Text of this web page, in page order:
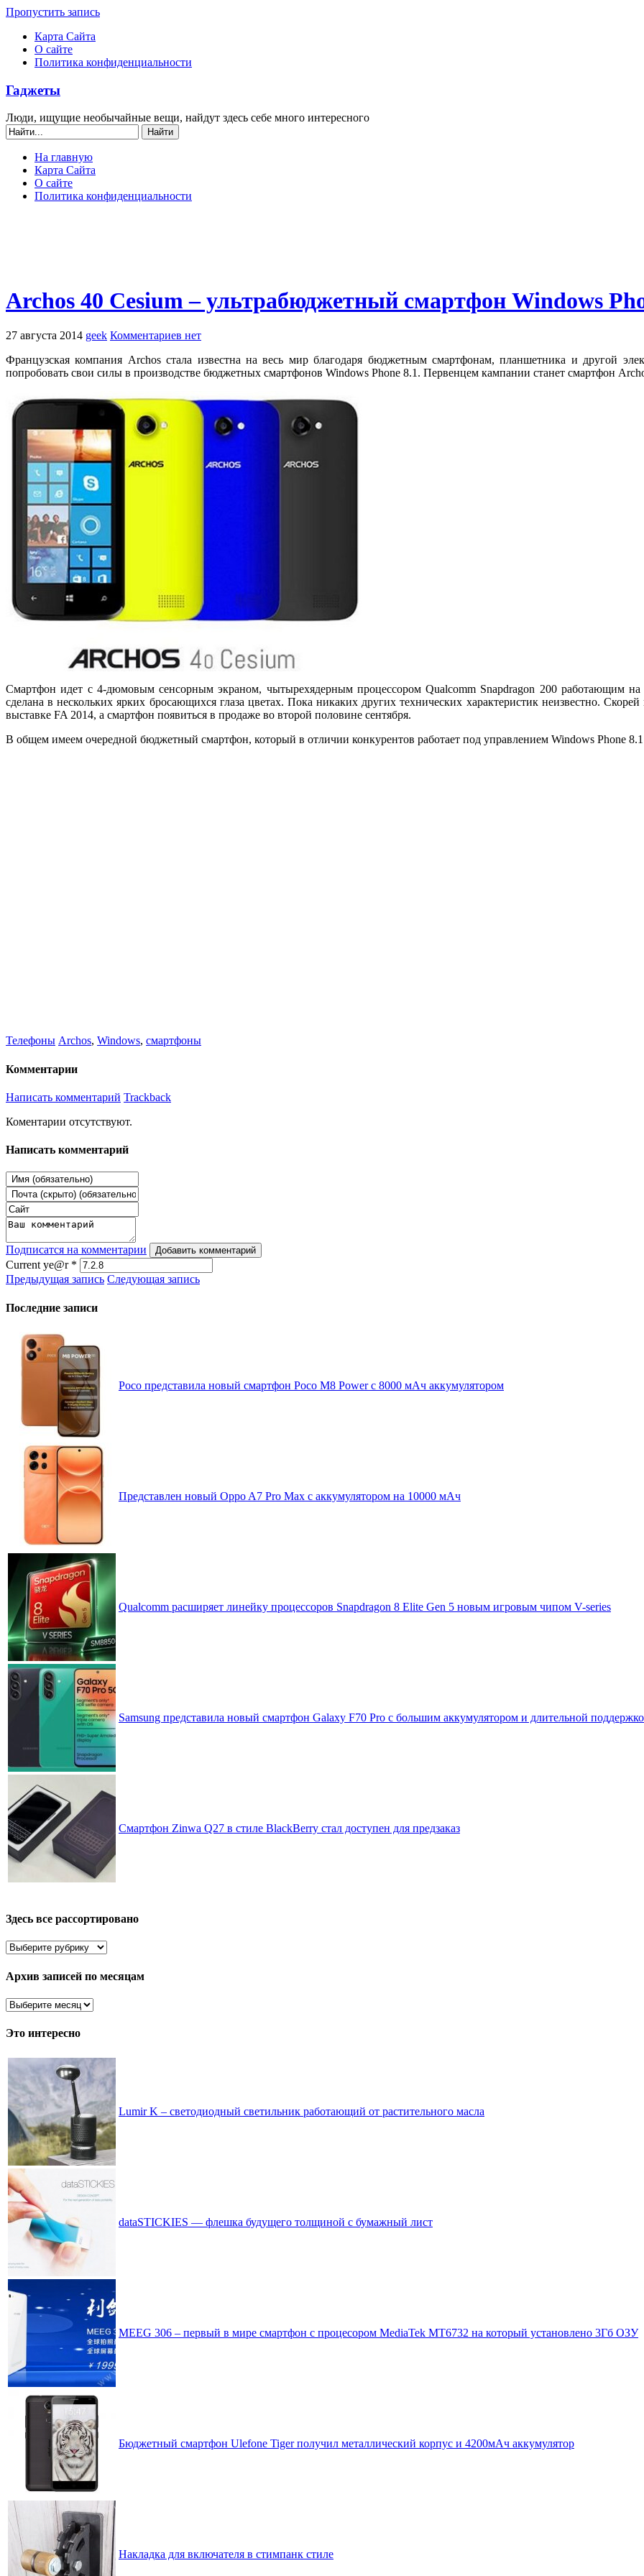
Пропустить запись
Карта Сайта
О сайте
Политика конфиденциальности
Гаджеты
Люди, ищущие необычайные вещи, найдут здесь себе много интересного
На главную
Карта Сайта
О сайте
Политика конфиденциальности
Archos 40 Cesium – ультрабюджетный смартфон Windows
27 августа 2014 geek Комментариев нет
Французская компания Archos стала известна на весь мир благодаря бюджетным смартфонам, планшетника и другой
попробовать свои силы в производстве бюджетных смартфонов Windows Phone 8.1. Первенцем кампании станет смартфон
Смартфон идет с 4-дюмовым сенсорным экраном, чытырехядерным процессором Qualcomm Snapdragon 200 работающим на
сделана в нескольких ярких бросающихся глаза цветах. Пока никаких других технических характеристик неизвестно.
выставке FA 2014, а смартфон появиться в продаже во второй половине сентября.
В общем имеем очередной бюджетный смартфон, который в отличии конкурентов работает под управлением Windows Phone 8.1
Телефоны Archos, Windows, смартфоны
Комментарии
Написать комментарий Trackback
Коментарии отсутствуют.
Написать комментарий
Подписатся на комментарии Добавить комментарий
Current ye@r *
Предыдущая запись Следующая запись
Последние записи
Poco представила новый смартфон Poco M8 Power с 8000 мАч аккумулятором
Представлен новый Oppo A7 Pro Max с аккумулятором на 10000 мАч
Qualcomm расширяет линейку процессоров Snapdragon 8 Elite Gen 5 новым игровым чипом V-series
Samsung представила новый смартфон Galaxy F70 Pro с большим аккумулятором и длительной
Смартфон Zinwa Q27 в стиле BlackBerry стал доступен для предзаказ
Здесь все рассортировано
Здесь
рассортировано
Архив записей по месяцам
Архив
по
Это интересно
Lumir K – светодиодный светильник работающий от растительного масла
dataSTICKIES — флешка будущего толщиной с бумажный лист
MEEG 306 – первый в мире смартфон с процесором MediaTek MT6732 на который установлено 3Гб ОЗУ
Бюджетный смартфон Ulefone Tiger получил металлический корпус и 4200мАч аккумулятор
Накладка для включателя в стимпанк стиле